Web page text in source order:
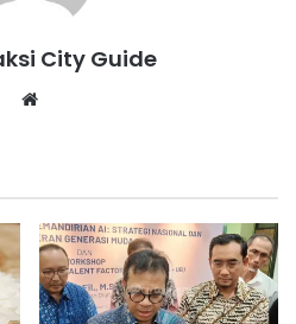
City Guide